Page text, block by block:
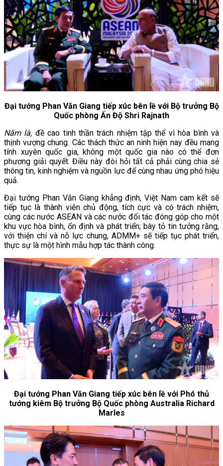
Đại tướng Phan Văn Giang tiếp xúc bên lề với Bộ trưởng Bộ
Quốc phòng Ấn Độ Shri Rajnath
Năm là, đề cao tinh thần trách nhiệm tập thể vì hòa bình và
thịnh vượng chung. Các thách thức an ninh hiện nay đều mang
tính xuyên quốc gia, không một quốc gia nào có thể đơn
phương giải quyết. Điều này đòi hỏi tất cả phải cùng chia sẻ
thông tin, kinh nghiệm và nguồn lực để cùng nhau ứng phó hiệu
quả.
Đại tướng Phan Văn Giang khẳng định, Việt Nam cam kết sẽ
tiếp tục là thành viên chủ động, tích cực và có trách nhiệm,
cùng các nước ASEAN và các nước đối tác đóng góp cho một
khu vực hòa bình, ổn định và phát triển; bày tỏ tin tưởng rằng,
với thiện chí và nỗ lực chung, ADMM+ sẽ tiếp tục phát triển,
thực sự là một hình mẫu hợp tác thành công.
Đại tướng Phan Văn Giang tiếp xúc bên lề với Phó thủ
tướng kiêm Bộ trưởng Bộ Quốc phòng Australia Richard
Marles